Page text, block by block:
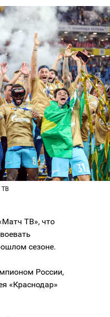
ТВ
ТВ», что
сезоне.
России,
«Краснодар»